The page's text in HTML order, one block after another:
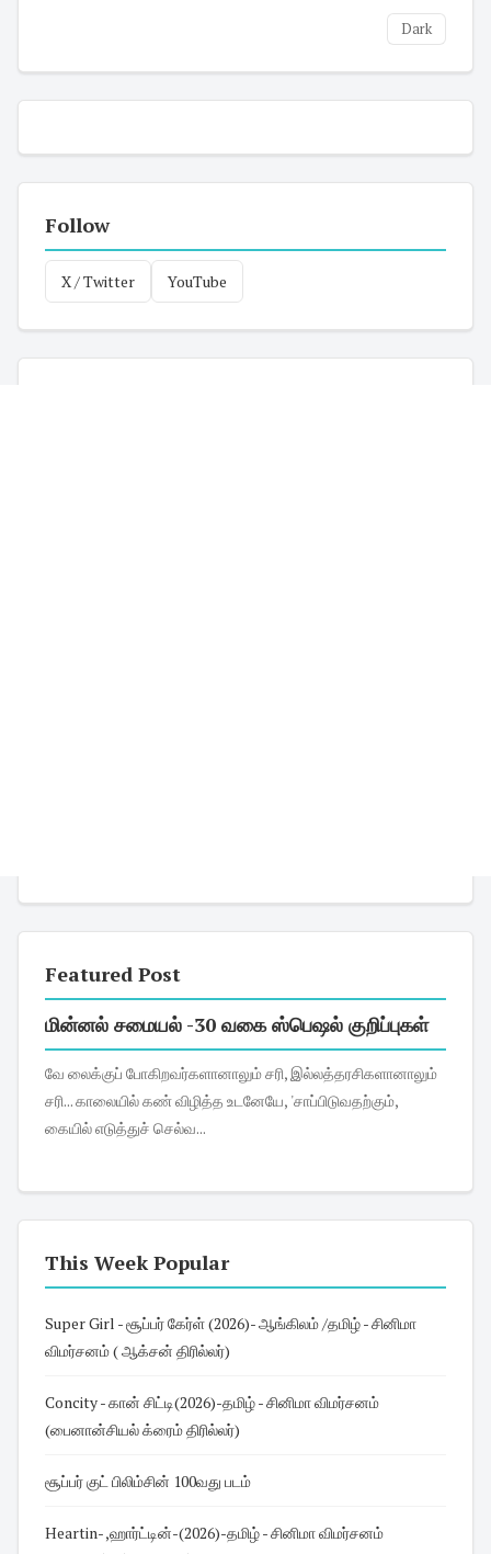
Dark
Follow
X / Twitter YouTube
Featured Post
மின்னல் சமையல் -30 வகை ஸ்பெஷல் குறிப்புகள்
வே லைக்குப் போகிறவர்களானாலும் சரி, இல்லத்தரசிகளானாலும்
சரி... காலையில் கண் விழித்த உடனேயே, 'சாப்பிடுவதற்கும்,
கையில் எடுத்துச் செல்வ...
This Week Popular
Super Girl - சூப்பர் கேர்ள் (2026)- ஆங்கிலம் /தமிழ் - சினிமா
விமர்சனம் ( ஆக்சன் திரில்லர்)
Concity - கான் சிட்டி(2026)-தமிழ் - சினிமா விமர்சனம்
(பைனான்சியல் க்ரைம் திரில்லர்)
சூப்பர் குட் பிலிம்சின் 100வது படம்
Heartin- ,ஹார்ட்டின்-(2026)-தமிழ் - சினிமா விமர்சனம்